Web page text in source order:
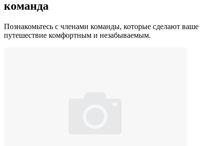
команда
Познакомьтесь с членами команды, которые сделают ваше
путешествие комфортным и незабываемым.